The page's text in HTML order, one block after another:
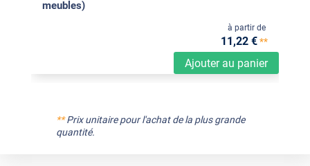
meubles)
Ajouter au panier
à partir de
11,22 €**
**Prix unitaire pour l'achat de la plus grande
quantité.